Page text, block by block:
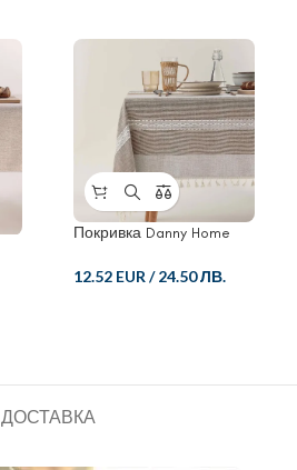
Покривка Danny Home
12.52 EUR /24.50 ЛВ.
ДОСТАВКА